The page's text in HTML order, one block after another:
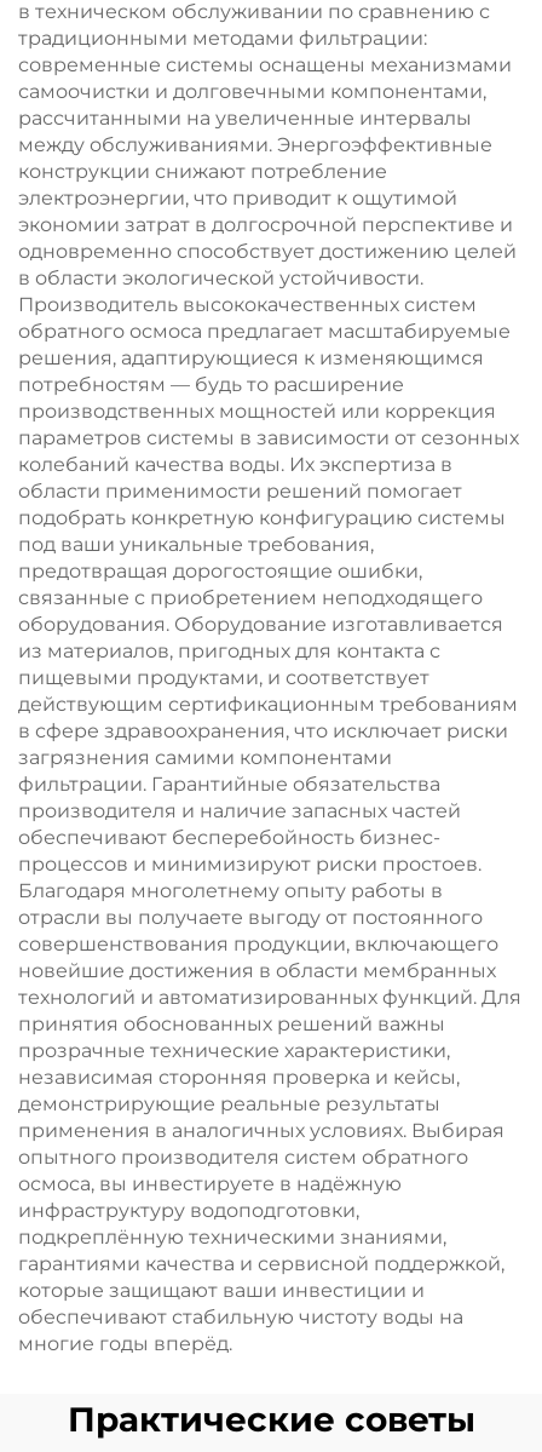
в техническом обслуживании по сравнению с
традиционными методами фильтрации:
современные системы оснащены механизмами
самоочистки и долговечными компонентами,
рассчитанными на увеличенные интервалы
между обслуживаниями. Энергоэффективные
конструкции снижают потребление
электроэнергии, что приводит к ощутимой
экономии затрат в долгосрочной перспективе и
одновременно способствует достижению целей
в области экологической устойчивости.
Производитель высококачественных систем
обратного осмоса предлагает масштабируемые
решения, адаптирующиеся к изменяющимся
потребностям — будь то расширение
производственных мощностей или коррекция
параметров системы в зависимости от сезонных
колебаний качества воды. Их экспертиза в
области применимости решений помогает
подобрать конкретную конфигурацию системы
под ваши уникальные требования,
предотвращая дорогостоящие ошибки,
связанные с приобретением неподходящего
оборудования. Оборудование изготавливается
из материалов, пригодных для контакта с
пищевыми продуктами, и соответствует
действующим сертификационным требованиям
в сфере здравоохранения, что исключает риски
загрязнения самими компонентами
фильтрации. Гарантийные обязательства
производителя и наличие запасных частей
обеспечивают бесперебойность бизнес-
процессов и минимизируют риски простоев.
Благодаря многолетнему опыту работы в
отрасли вы получаете выгоду от постоянного
совершенствования продукции, включающего
новейшие достижения в области мембранных
технологий и автоматизированных функций. Для
принятия обоснованных решений важны
прозрачные технические характеристики,
независимая сторонняя проверка и кейсы,
демонстрирующие реальные результаты
применения в аналогичных условиях. Выбирая
опытного производителя систем обратного
осмоса, вы инвестируете в надёжную
инфраструктуру водоподготовки,
подкреплённую техническими знаниями,
гарантиями качества и сервисной поддержкой,
которые защищают ваши инвестиции и
обеспечивают стабильную чистоту воды на
многие годы вперёд.
Практические советы